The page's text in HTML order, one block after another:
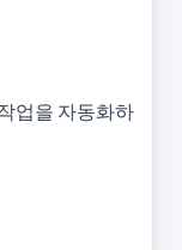
업을 자동화하